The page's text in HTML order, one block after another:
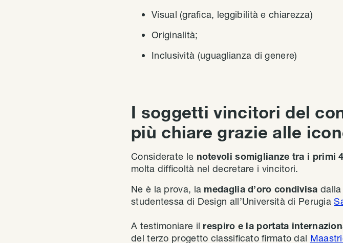
Visual (grafica, leggibilità e chiarezza)
Originalità;
Inclusività (uguaglianza di genere)
I soggetti vincitori del
più chiare grazie alle
Considerate le notevoli somiglianze tra i primi
molta difficoltà nel decretare i vincitori.
Ne è la prova, la medaglia d’oro condivisa
studentessa di Design all’Università di Perugia
A testimoniare il respiro e la portata
del terzo progetto classificato firmato dal